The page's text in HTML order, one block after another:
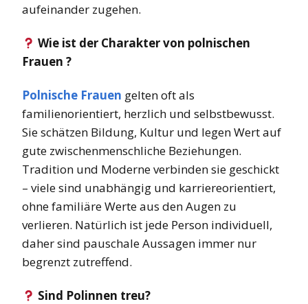
aufeinander zugehen.
Wie ist der Charakter von polnischen
Frauen ?
Polnische Frauen gelten oft als
familienorientiert, herzlich und selbstbewusst.
Sie schätzen Bildung, Kultur und legen Wert auf
gute zwischenmenschliche Beziehungen.
Tradition und Moderne verbinden sie geschickt
– viele sind unabhängig und karriereorientiert,
ohne familiäre Werte aus den Augen zu
verlieren. Natürlich ist jede Person individuell,
daher sind pauschale Aussagen immer nur
begrenzt zutreffend.
Sind Polinnen treu?